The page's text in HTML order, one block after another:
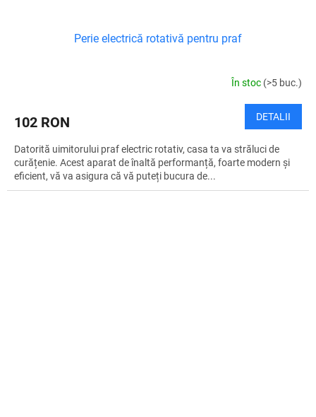
Perie electrică rotativă pentru praf
În stoc (>5 buc.)
102 RON DETALII
Datorită uimitorului praf electric rotativ, casa ta va străluci de
curățenie. Acest aparat de înaltă performanță, foarte modern și
eficient, vă va asigura că vă puteți bucura de...